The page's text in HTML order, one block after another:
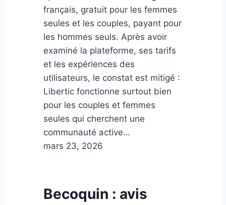
français, gratuit pour les femmes
seules et les couples, payant pour
les hommes seuls. Après avoir
examiné la plateforme, ses tarifs
et les expériences des
utilisateurs, le constat est mitigé :
Libertic fonctionne surtout bien
pour les couples et femmes
seules qui cherchent une
communauté active…
mars 23, 2026
Becoquin : avis